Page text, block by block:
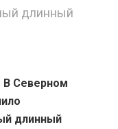
длинный
В Северном
длинный